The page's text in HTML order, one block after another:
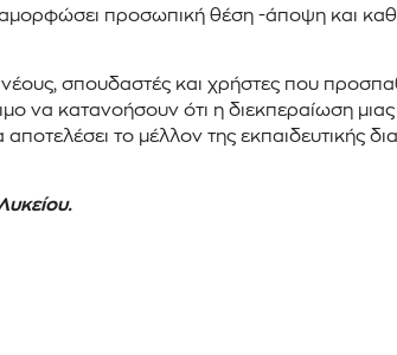
προσωπική θέση -άποψη και
σπουδαστές και χρήστες που
να κατανοήσουν ότι η διεκπεραίωση
το μέλλον της εκπαιδευτικής